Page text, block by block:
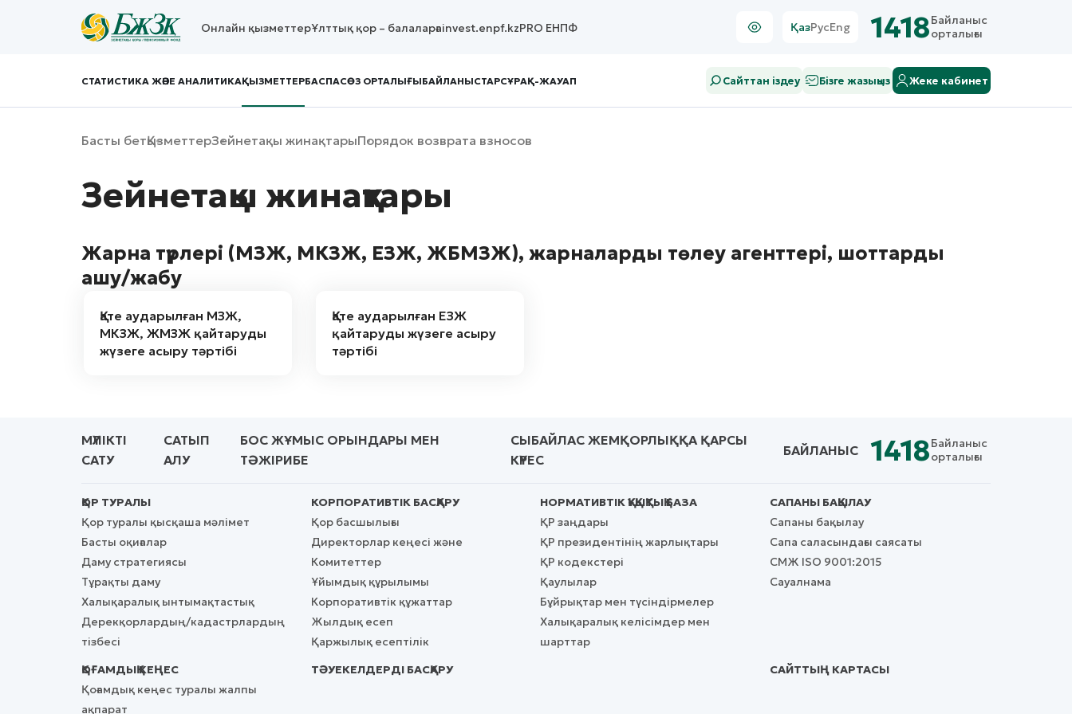
Онлайн қызметтерҰлттық қор – балаларғаinvest.enpf.kzPRO ЕНПФ ҚазРусEng 1418Байланыс
орталығы
СТАТИСТИКА ЖӘНЕ АНАЛИТИКАҚЫЗМЕТТЕРБАСПАСӨЗ ОРТАЛЫҒЫБАЙЛАНЫСТАРСҰРАҚ-ЖАУАП Сайттан іздеу Бізге жазыңыз Жеке кабинет
Басты бетҚызметтерЗейнетақы жинақтарыПорядок возврата взносов
Зейнетақы жинақтары
Жарна түрлері (МЗЖ, МКЗЖ, ЕЗЖ, ЖБМЗЖ), жарналарды төлеу агенттері, шоттарды
ашу/жабу
Қате аударылған МЗЖ,
МКЗЖ, ЖМЗЖ қайтаруды
жүзеге асыру тәртібі
Қате аударылған ЕЗЖ
қайтаруды жүзеге асыру
тәртібі
МҮЛІКТІ
САТУ
САТЫП
АЛУ
БОС ЖҰМЫС ОРЫНДАРЫ МЕН
ТӘЖІРИБЕ
СЫБАЙЛАС ЖЕМҚОРЛЫҚҚА ҚАРСЫ
КҮРЕС
БАЙЛАНЫС 1418Байланыс
орталығы
ҚОР ТУРАЛЫ
Қор туралы қысқаша мәлімет
Басты оқиғалар
Даму стратегиясы
Тұрақты даму
Халықаралық ынтымақтастық
Дерекқорлардың/кадастрлардың
тізбесі
КОРПОРАТИВТІК БАСҚАРУ
Қор басшылығы
Директорлар кеңесі және
Комитеттер
Ұйымдық құрылымы
Корпоративтік құжаттар
Жылдық есеп
Қаржылық есептілік
НОРМАТИВТІК ҚҰҚЫҚТЫҚ БАЗА
ҚР заңдары
ҚР президентінің жарлықтары
ҚР кодекстері
Қаулылар
Бұйрықтар мен түсіндірмелер
Халықаралық келісімдер мен
шарттар
САПАНЫ БАҚЫЛАУ
Сапаны бақылау
Сапа саласындағы саясаты
СМЖ ISO 9001:2015
Сауалнама
ҚОҒАМДЫҚ КЕҢЕС
Қоғамдық кеңес туралы жалпы
ақпарат
ТӘУЕКЕЛДЕРДІ БАСҚАРУ САЙТТЫҢ КАРТАСЫ